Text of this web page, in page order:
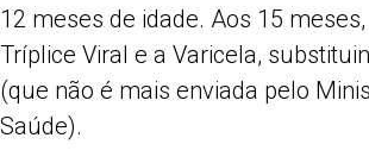
12 meses de idade. Aos 15
Tríplice Viral e a Varicela,
(que não é mais enviada pelo
Saúde).